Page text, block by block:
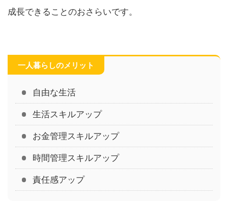
成長できることのおさらいです。
一人暮らしのメリット
自由な生活
生活スキルアップ
お金管理スキルアップ
時間管理スキルアップ
責任感アップ